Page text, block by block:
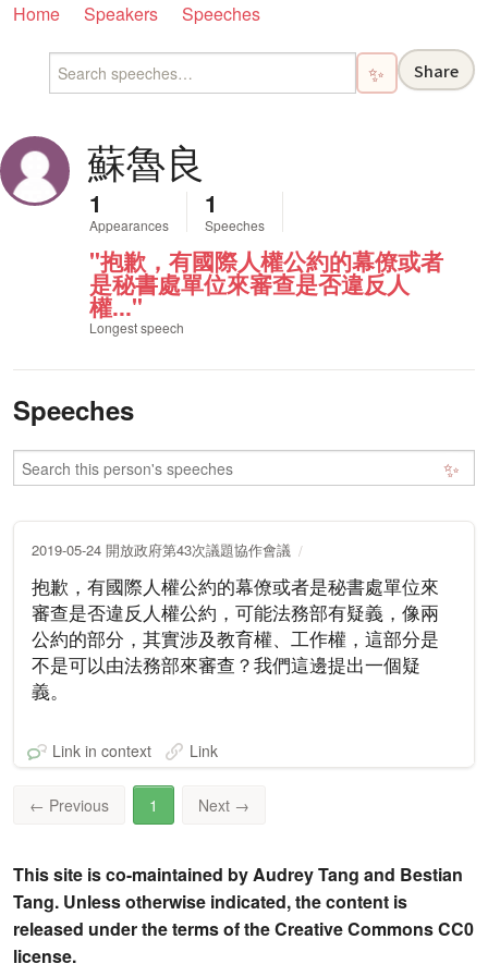
Home Speakers Speeches
✨ Share
蘇魯良
1
Appearances
1
Speeches
"抱歉，有國際人權公約的幕僚或者
是秘書處單位來審查是否違反人
權..."
Longest speech
Speeches
✨
2019-05-24 開放政府第43次議題協作會議
抱歉，有國際人權公約的幕僚或者是秘書處單位來
審查是否違反人權公約，可能法務部有疑義，像兩
公約的部分，其實涉及教育權、工作權，這部分是
不是可以由法務部來審查？我們這邊提出一個疑
義。
Link in context Link
← Previous 1 Next →
This site is co-maintained by Audrey Tang and Bestian
Tang. Unless otherwise indicated, the content is
released under the terms of the Creative Commons CC0
license.